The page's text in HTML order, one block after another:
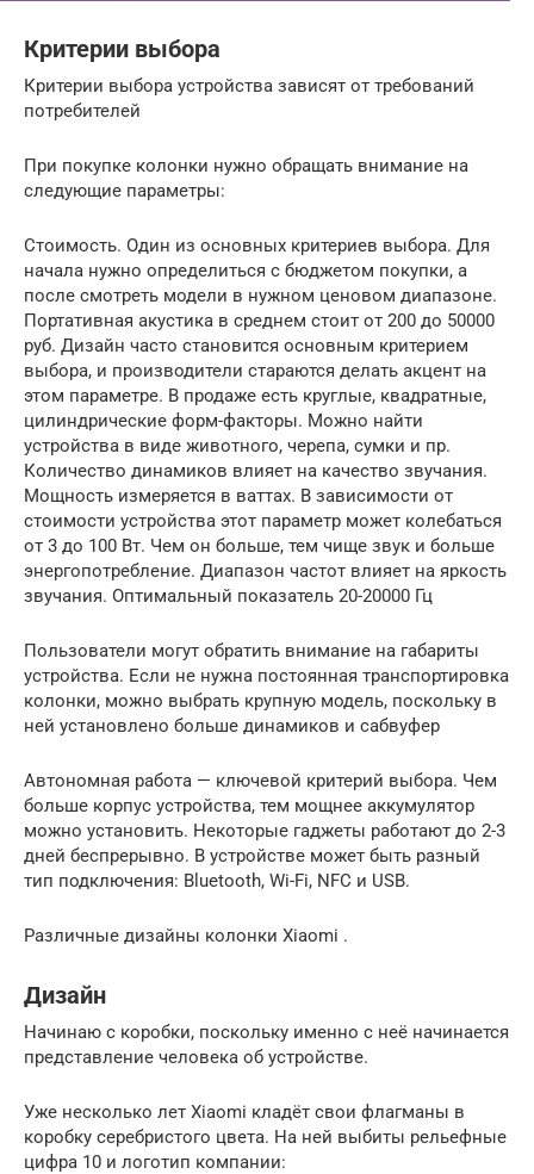
Критерии выбора
Критерии выбора устройства зависят от требований
потребителей
При покупке колонки нужно обращать внимание на
следующие параметры:
Стоимость. Один из основных критериев выбора. Для
начала нужно определиться с бюджетом покупки, а
после смотреть модели в нужном ценовом диапазоне.
Портативная акустика в среднем стоит от 200 до 50000
руб. Дизайн часто становится основным критерием
выбора, и производители стараются делать акцент на
этом параметре. В продаже есть круглые, квадратные,
цилиндрические форм-факторы. Можно найти
устройства в виде животного, черепа, сумки и пр.
Количество динамиков влияет на качество звучания.
Мощность измеряется в ваттах. В зависимости от
стоимости устройства этот параметр может колебаться
от 3 до 100 Вт. Чем он больше, тем чище звук и больше
энергопотребление. Диапазон частот влияет на яркость
звучания. Оптимальный показатель 20-20000 Гц
Пользователи могут обратить внимание на габариты
устройства. Если не нужна постоянная транспортировка
колонки, можно выбрать крупную модель, поскольку в
ней установлено больше динамиков и сабвуфер
Автономная работа — ключевой критерий выбора. Чем
больше корпус устройства, тем мощнее аккумулятор
можно установить. Некоторые гаджеты работают до 2-3
дней беспрерывно. В устройстве может быть разный
тип подключения: Bluetooth, Wi-Fi, NFC и USB.
Различные дизайны колонки Xiaomi .
Дизайн
Начинаю с коробки, поскольку именно с неё начинается
представление человека об устройстве.
Уже несколько лет Xiaomi кладёт свои флагманы в
коробку серебристого цвета. На ней выбиты рельефные
цифра 10 и логотип компании: